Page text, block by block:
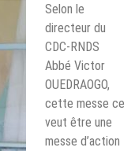
Selon le
directeur du
CDC-RNDS
Abbé Victor
OUEDRAOGO,
cette messe ce
veut être une
messe d’action